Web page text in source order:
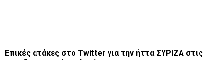
Επικές ατάκες στο Twitter για την ήττα ΣΥΡΙΖΑ στις